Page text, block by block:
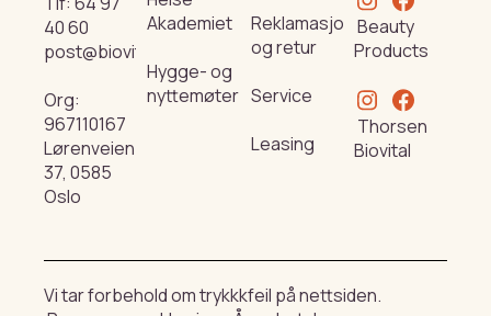
40 60
post@biovital.no
Org:
967110167
Lørenveien
37, 0585
Oslo
Akademiet
Hygge- og
nyttemøter
Reklamasjon
og retur
Service
Leasing
Beauty
Products
Thorsen
Biovital
Vi tar forbehold om trykkkfeil på nettsiden.